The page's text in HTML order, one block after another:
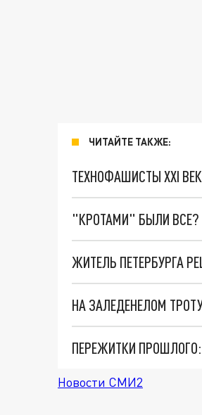
ЧИТАЙТЕ ТАКЖЕ:
ТЕХНОФАШИСТЫ XXI
"КРОТАМИ" БЫЛИ ВСЕ?
НА ЗАЛЕДЕНЕЛОМ
ПЕРЕЖИТКИ
Новости СМИ2